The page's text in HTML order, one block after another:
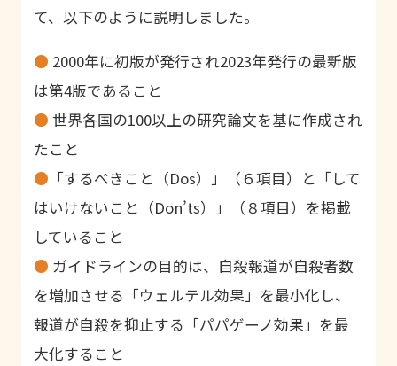
て、以下のように説明しました。
● 2000年に初版が発行され2023年発行の最新版
は第4版であること
● 世界各国の100以上の研究論文を基に作成され
たこと
● 「するべきこと（Dos）」（６項目）と「して
はいけないこと（Don’ts）」（８項目）を掲載
していること
● ガイドラインの目的は、自殺報道が自殺者数
を増加させる「ウェルテル効果」を最小化し、
報道が自殺を抑止する「パパゲーノ効果」を最
大化すること